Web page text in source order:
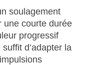
soulagement
une courte durée
progressif
d’adapter la